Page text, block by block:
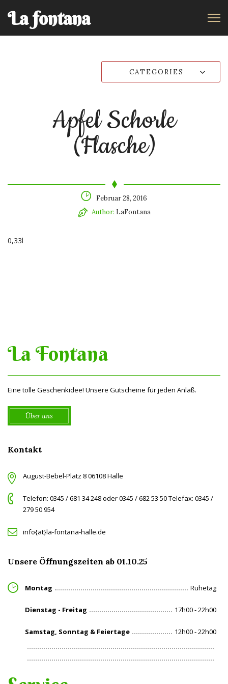
La fontana
CATEGORIES
Apfel Schorle
(Flasche)
Februar 28, 2016
Author: LaFontana
0,33l
La Fontana
Eine tolle Geschenkidee! Unsere Gutscheine für jeden Anlaß.
Über uns
Kontakt
August-Bebel-Platz 8 06108 Halle
Telefon: 0345 / 681 34 248 oder 0345 / 682 53 50 Telefax: 0345 /
279 50 954
info{at}la-fontana-halle.de
Unsere Öffnungszeiten ab 01.10.25
Montag Ruhetag
Dienstag - Freitag 17h00 - 22h00
Samstag, Sonntag & Feiertage 12h00 - 22h00